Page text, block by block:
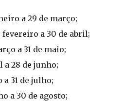
a 29 de março;
fevereiro a 30 de abril;
a 31 de maio;
a 28 de junho;
a 31 de julho;
a 30 de agosto;